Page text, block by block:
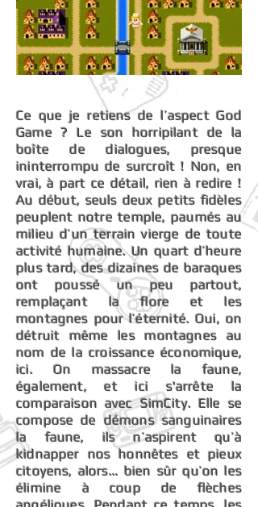
Ce que je retiens de l’aspect God
Game ? Le son horripilant de la
boîte de dialogues, presque
ininterrompu de surcroît ! Non, en
vrai, à part ce détail, rien à redire !
Au début, seuls deux petits fidèles
peuplent notre temple, paumés au
milieu d’un terrain vierge de toute
activité humaine. Un quart d’heure
plus tard, des dizaines de baraques
ont poussé un peu partout,
remplaçant la flore et les
montagnes pour l’éternité. Oui, on
détruit même les montagnes au
nom de la croissance économique,
ici. On massacre la faune,
également, et ici s'arrête la
comparaison avec SimCity. Elle se
compose de démons sanguinaires
la faune, ils n’aspirent qu’à
kidnapper nos honnêtes et pieux
citoyens, alors… bien sûr qu’on les
élimine à coup de flèches